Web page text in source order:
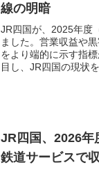
線の明暗
JR四国が、2025年度
ました。営業収益や
をより端的に示す指
目し、JR四国の現状
JR四国、2026年
鉄道サービスで